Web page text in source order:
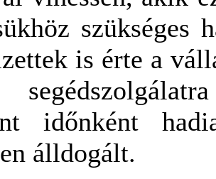
szükséges
is érte a
időnként
álldogált.